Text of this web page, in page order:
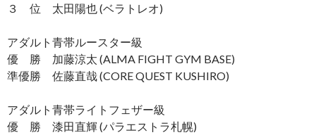
３ 位 太田陽也 (ベラトレオ)
アダルト青帯ルースター級
優 勝 加藤涼太 (ALMA FIGHT GYM BASE)
準優勝 佐藤直哉 (CORE QUEST KUSHIRO)
アダルト青帯ライトフェザー級
優 勝 漆田直輝 (パラエストラ札幌)